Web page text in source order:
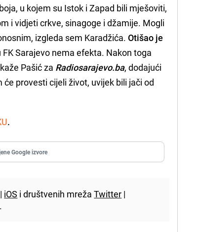
u kojem su Istok i Zapad bili mješoviti,
i vidjeti crkve, sinagoge i džamije. Mogli
izgleda sem Karadžića.Otišao je
FK Sarajevo nema efekta. Nakon toga
Pašić za Radiosarajevo.ba, dodajući
provesti cijeli život, uvijek bili jači od
.
Google izvore
| iOS i društvenih mrežaTwitter |